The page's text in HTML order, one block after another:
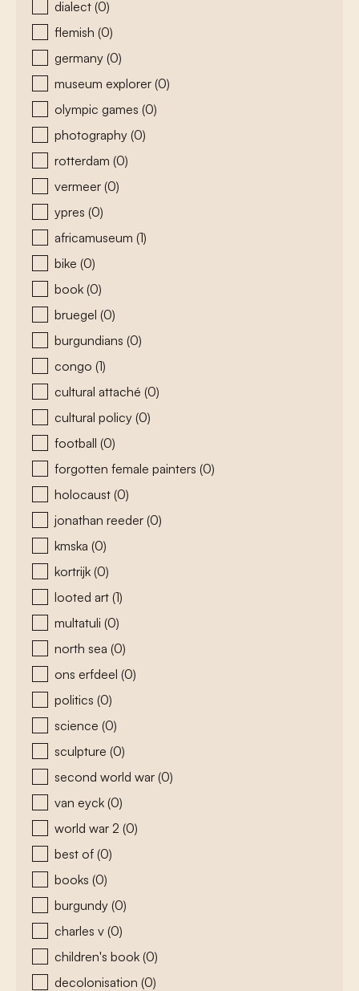
dialect (0)
flemish (0)
germany (0)
museum explorer (0)
olympic games (0)
photography (0)
rotterdam (0)
vermeer (0)
ypres (0)
africamuseum (1)
bike (0)
book (0)
bruegel (0)
burgundians (0)
congo (1)
cultural attaché (0)
cultural policy (0)
football (0)
forgotten female painters (0)
holocaust (0)
jonathan reeder (0)
kmska (0)
kortrijk (0)
looted art (1)
multatuli (0)
north sea (0)
ons erfdeel (0)
politics (0)
science (0)
sculpture (0)
second world war (0)
van eyck (0)
world war 2 (0)
best of (0)
books (0)
burgundy (0)
charles v (0)
children's book (0)
decolonisation (0)